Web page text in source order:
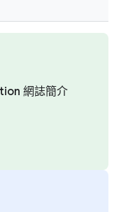
網誌簡介